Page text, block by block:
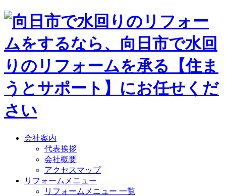
会社案内
代表挨拶
会社概要
アクセスマップ
リフォームメニュー
リフォームメニュー 一覧